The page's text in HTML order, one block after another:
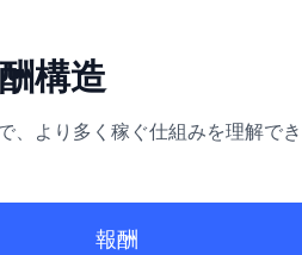
構造
、より多く稼ぐ仕組みを理解で
報酬